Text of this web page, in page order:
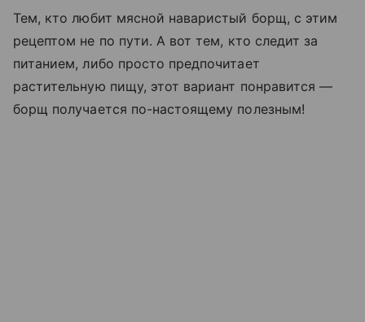
Тем, кто любит мясной наваристый борщ, с этим
рецептом не по пути. А вот тем, кто следит за
питанием, либо просто предпочитает
растительную пищу, этот вариант понравится —
борщ получается по-настоящему полезным!